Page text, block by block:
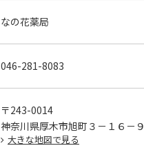
なの花薬局
046-281-8083
〒243-0014
神奈川県厚木市旭町３－１６－９
大きな地図で見る